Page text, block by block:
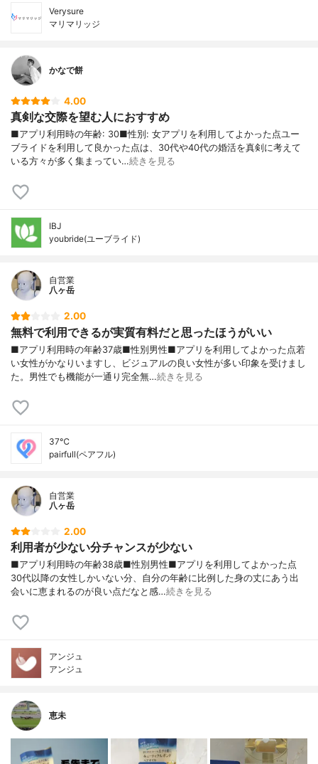
Verysure
マリマリッジ
かなで餅
4.00
真剣な交際を望む人におすすめ
■アプリ利用時の年齢: 30■性別: 女アプリを利用してよかった点ユー
ブライドを利用して良かった点は、30代や40代の婚活を真剣に考えて
いる方々が多く集まってい…続きを見る
IBJ
youbride(ユーブライド)
自営業
八ヶ岳
2.00
無料で利用できるが実質有料だと思ったほうがいい
■アプリ利用時の年齢37歳■性別男性■アプリを利用してよかった点若
い女性がかなりいますし、ビジュアルの良い女性が多い印象を受けまし
た。男性でも機能が一通り完全無…続きを見る
37℃
pairfull(ペアフル)
自営業
八ヶ岳
2.00
利用者が少ない分チャンスが少ない
■アプリ利用時の年齢38歳■性別男性■アプリを利用してよかった点
30代以降の女性しかいない分、自分の年齢に比例した身の丈にあう出
会いに恵まれるのが良い点だなと感…続きを見る
アンジュ
アンジュ
恵未